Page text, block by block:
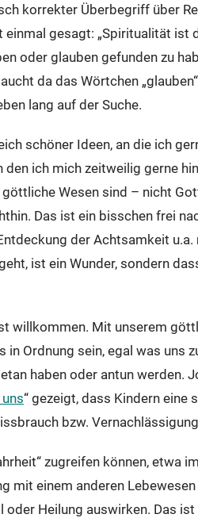
korrekter Überbegriff über
einmal gesagt: „Spiritualität ist
oder glauben gefunden zu
da das Wörtchen
lang auf der Suche.
schöner Ideen, an die ich
ich mich zeitweilig gerne
Wesen sind – nicht
Das ist ein bisschen frei
der Achtsamkeit
ist ein Wunder, sondern
willkommen. Mit unserem
Ordnung sein, egal was uns
haben oder antun werden.
“ gezeigt, dass Kindern eine
bzw.
zugreifen können, etwa
mit einem anderen
Heilung auswirken. Das